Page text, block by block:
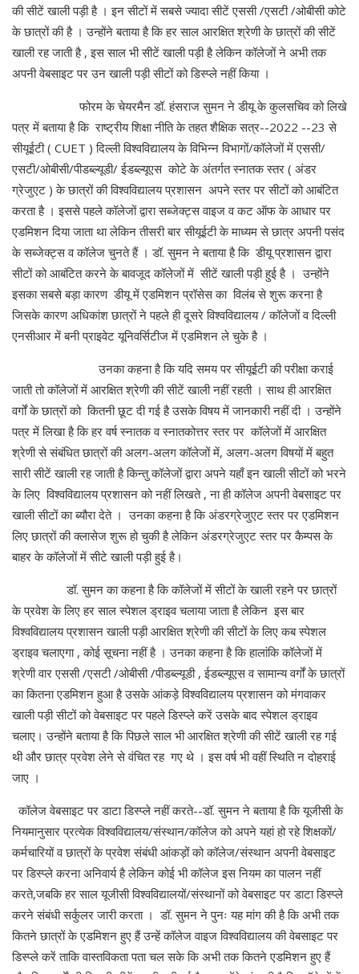
की सीटें खाली पड़ी है । इन सीटों में सबसे ज्यादा सीटें एससी /एसटी /ओबीसी कोटे
के छात्रों की है । उन्होंने बताया है कि हर साल आरक्षित श्रेणी के छात्रों की सीटें
खाली रह जाती है , इस साल भी सीटें खाली पड़ी है लेकिन कॉलेजों ने अभी तक
अपनी वेबसाइट पर उन खाली पड़ी सीटों को डिस्प्ले नहीं किया ।
फोरम के चेयरमैन डॉ. हंसराज सुमन ने डीयू के कुलसचिव को लिखे
पत्र में बताया है कि राष्ट्रीय शिक्षा नीति के तहत शैक्षिक सत्र--2022 --23 से
सीयूईटी ( CUET ) दिल्ली विश्वविद्यालय के विभिन्न विभागों/कॉलेजों में एससी/
एसटी/ओबीसी/पीडब्ल्यूडी/ ईडब्ल्यूएस कोटे के अंतर्गत स्नातक स्तर ( अंडर
ग्रेजुएट ) के छात्रों की विश्वविद्यालय प्रशासन अपने स्तर पर सीटों को आबंटित
करता है । इससे पहले कॉलेजों द्वारा सब्जेक्ट्स वाइज व कट ऑफ के आधार पर
एडमिशन दिया जाता था लेकिन तीसरी बार सीयूईटी के माध्यम से छात्र अपनी पसंद
के सब्जेक्ट्स व कॉलेज चुनते हैं । डॉ. सुमन ने बताया है कि डीयू प्रशासन द्वारा
सीटों को आबंटित करने के बावजूद कॉलेजों में सीटें खाली पड़ी हुई है । उन्होंने
इसका सबसे बड़ा कारण डीयू में एडमिशन प्रॉसेस का विलंब से शुरू करना है
जिसके कारण अधिकांश छात्रों ने पहले ही दूसरे विश्वविद्यालय / कॉलेजों व दिल्ली
एनसीआर में बनी प्राइवेट यूनिवर्सिटीज में एडमिशन ले चुके है ।
उनका कहना है कि यदि समय पर सीयूईटी की परीक्षा कराई
जाती तो कॉलेजों में आरक्षित श्रेणी की सीटें खाली नहीं रहती । साथ ही आरक्षित
वर्गों के छात्रों को कितनी छूट दी गई है उसके विषय में जानकारी नहीं दी । उन्होंने
पत्र में लिखा है कि हर वर्ष स्नातक व स्नातकोत्तर स्तर पर कॉलेजों में आरक्षित
श्रेणी से संबंधित छात्रों की अलग-अलग कॉलेजों में, अलग-अलग विषयों में बहुत
सारी सीटें खाली रह जाती है किन्तु कॉलेजों द्वारा अपने यहाँ इन खाली सीटों को भरने
के लिए विश्वविद्यालय प्रशासन को नहीं लिखते , ना ही कॉलेज अपनी वेबसाइट पर
खाली सीटों का ब्यौरा देते । उनका कहना है कि अंडरग्रेजुएट स्तर पर एडमिशन
लिए छात्रों की क्लासेज शुरू हो चुकी है लेकिन अंडरग्रेजुएट स्तर पर कैम्पस के
बाहर के कॉलेजों में सीटे खाली पड़ी हुई है।
डॉ. सुमन का कहना है कि कॉलेजों में सीटों के खाली रहने पर छात्रों
के प्रवेश के लिए हर साल स्पेशल ड्राइव चलाया जाता है लेकिन इस बार
विश्वविद्यालय प्रशासन खाली पड़ी आरक्षित श्रेणी की सीटों के लिए कब स्पेशल
ड्राइव चलाएगा , कोई सूचना नहीं है । उनका कहना है कि हालांकि कॉलेजों में
श्रेणी वार एससी /एसटी /ओबीसी /पीडब्ल्यूडी , ईडब्ल्यूएस व सामान्य वर्गों के छात्रों
का कितना एडमिशन हुआ है उसके आंकड़े विश्वविद्यालय प्रशासन को मंगवाकर
खाली पड़ी सीटों को वेबसाइट पर पहले डिस्प्ले करें उसके बाद स्पेशल ड्राइव
चलाए। उन्होंने बताया है कि पिछले साल भी आरक्षित श्रेणी की सीटें खाली रह गई
थी और छात्र प्रवेश लेने से वंचित रह गए थे । इस वर्ष भी वहीं स्थिति न दोहराई
जाए ।
कॉलेज वेबसाइट पर डाटा डिस्प्ले नहीं करते--डॉ. सुमन ने बताया है कि यूजीसी के
नियमानुसार प्रत्येक विश्वविद्यालय/संस्थान/कॉलेज को अपने यहां हो रहे शिक्षकों/
कर्मचारियों व छात्रों के प्रवेश संबंधी आंकड़ों को कॉलेज/संस्थान अपनी वेबसाइट
पर डिस्प्ले करना अनिवार्य है लेकिन कोई भी कॉलेज इस नियम का पालन नहीं
करते,जबकि हर साल यूजीसी विश्वविद्यालयों/संस्थानों को वेबसाइट पर डाटा डिस्प्ले
करने संबंधी सर्कुलर जारी करता । डॉ. सुमन ने पुनः यह मांग की है कि अभी तक
कितने छात्रों के एडमिशन हुए हैं उन्हें कॉलेज वाइज विश्वविद्यालय की वेबसाइट पर
डिस्प्ले करें ताकि वास्तविकता पता चल सके कि अभी तक कितने एडमिशन हुए हैं